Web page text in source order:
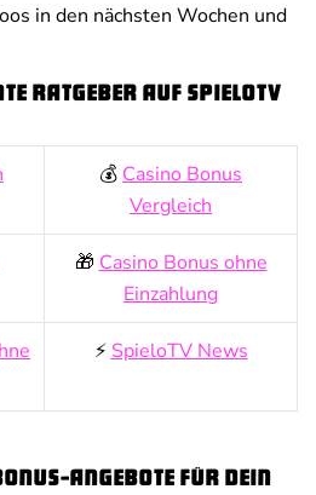
in den nächsten Wochen und
Ratgeber auf SpieloTV
💰 Casino Bonus
Vergleich
🎁 Casino Bonus ohne
Einzahlung
⚡ SpieloTV News
Angebote für dein